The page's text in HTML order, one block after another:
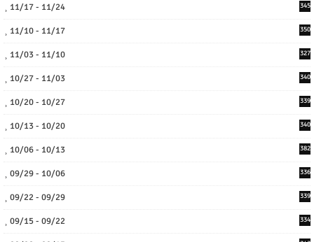
11/17 - 11/24 345
11/10 - 11/17 350
11/03 - 11/10 327
10/27 - 11/03 340
10/20 - 10/27 339
10/13 - 10/20 340
10/06 - 10/13 382
09/29 - 10/06 336
09/22 - 09/29 339
09/15 - 09/22 334